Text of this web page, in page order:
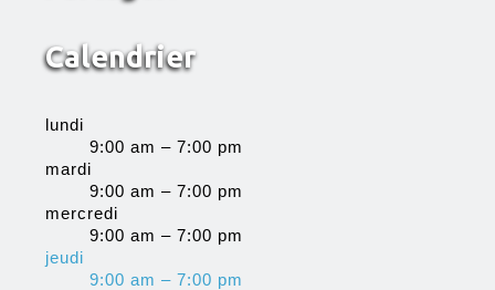
Calendrier
lundi
9:00 am – 7:00 pm
mardi
9:00 am – 7:00 pm
mercredi
9:00 am – 7:00 pm
jeudi
9:00 am – 7:00 pm